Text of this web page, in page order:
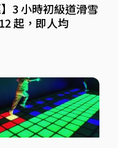
3 小時初級道滑雪
起，即人均